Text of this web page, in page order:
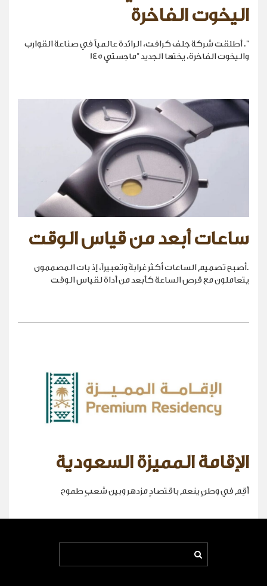
اليخوت الفاخرة
". أطلقت شركة جلف كرافت، الرائدة عالمياً في صناعة القوارب
واليخوت الفاخرة، يختها الجديد "ماجستي 145
ساعات أبعد من قياس الوقت
.أصبح تصميم الساعات أكثر غرابةً وتعبيراً، إذ بات المصممون
يتعاملون مع قرص الساعة كأبعد من أداة لقياس الوقت
الإقامة المميزة السعودية
أقِم في وطنٍ ينعم باقتصادٍ مزدهر وبين شعبٍ طموح